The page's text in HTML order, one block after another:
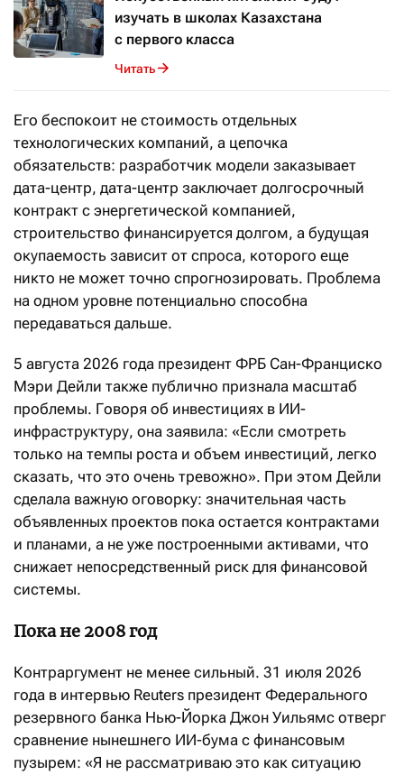
изучать в школах Казахстана
с первого класса
Читать
Его беспокоит не стоимость отдельных
технологических компаний, а цепочка
обязательств: разработчик модели заказывает
дата-центр, дата-центр заключает долгосрочный
контракт с энергетической компанией,
строительство финансируется долгом, а будущая
окупаемость зависит от спроса, которого еще
никто не может точно спрогнозировать. Проблема
на одном уровне потенциально способна
передаваться дальше.
5 августа 2026 года президент ФРБ Сан-Франциско
Мэри Дейли также публично признала масштаб
проблемы. Говоря об инвестициях в ИИ-
инфраструктуру, она заявила: «Если смотреть
только на темпы роста и объем инвестиций, легко
сказать, что это очень тревожно». При этом Дейли
сделала важную оговорку: значительная часть
объявленных проектов пока остается контрактами
и планами, а не уже построенными активами, что
снижает непосредственный риск для финансовой
системы.
Пока не 2008 год
Контраргумент не менее сильный. 31 июля 2026
года в интервью Reuters президент Федерального
резервного банка Нью-Йорка Джон Уильямс отверг
сравнение нынешнего ИИ-бума с финансовым
пузырем: «Я не рассматриваю это как ситуацию